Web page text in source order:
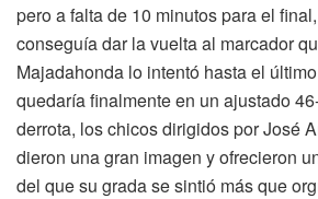
pero a falta de 10 minutos para el
conseguía dar la vuelta al marcador
Majadahonda lo intentó hasta el
quedaría finalmente en un ajustado
derrota, los chicos dirigidos por José
dieron una gran imagen y ofrecieron
del que su grada se sintió más que